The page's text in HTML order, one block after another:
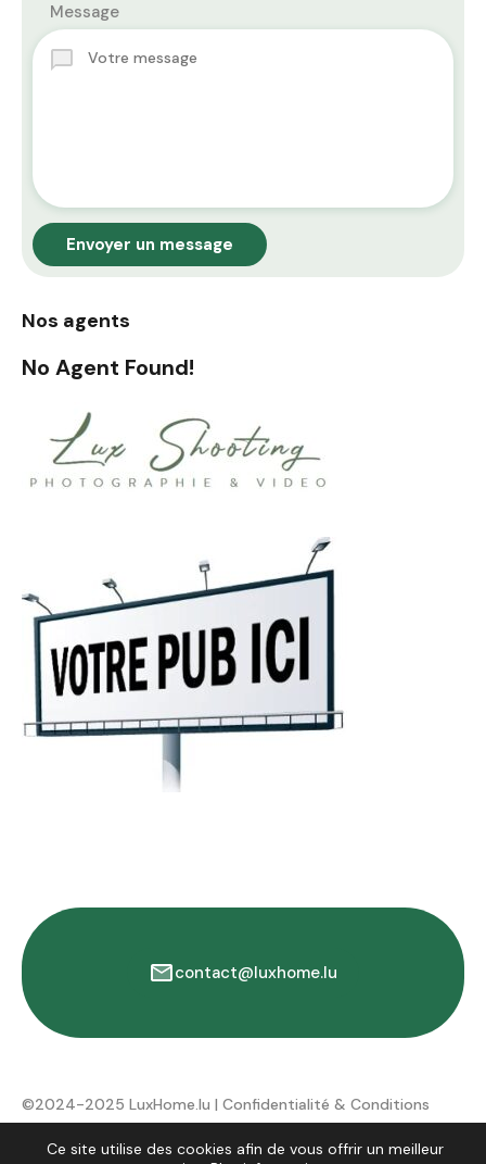
Message
Envoyer un message
Nos agents
No Agent Found!
contact@luxhome.lu
©2024-2025 LuxHome.lu | Confidentialité & Conditions
d'utilisation
Ce site utilise des cookies afin de vous offrir un meilleur